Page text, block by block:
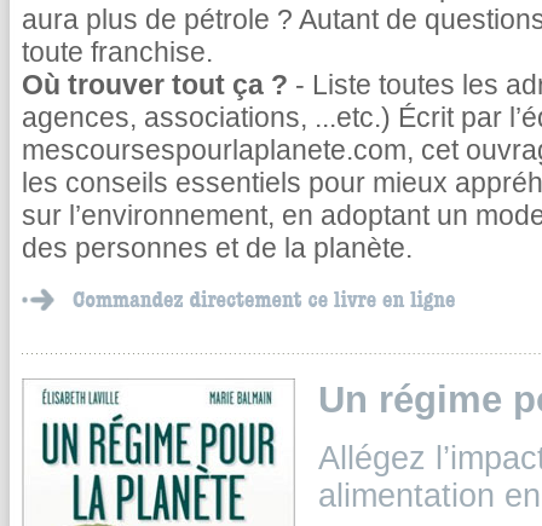
aura plus de pétrole ? Autant de
toute franchise.
Où trouver tout ça ? - Liste toutes les
agences, associations, ...etc.) Écrit par
mescoursespourlaplanete.com, cet
les conseils essentiels pour mieux
sur l’environnement, en adoptant un
des personnes et de la planète.
Un régime
Allégez
alimentation